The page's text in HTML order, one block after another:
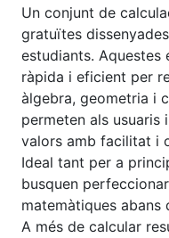
Un conjunt de
gratuïtes
estudiants. Aquestes
ràpida i eficient per
àlgebra, geometria i
permeten als usuaris
valors amb facilitat i
Ideal tant per a
busquen
matemàtiques abans
A més de calcular